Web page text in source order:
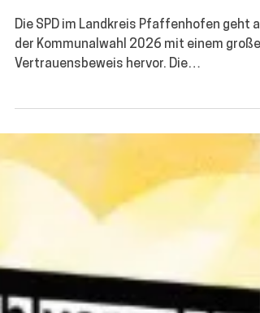
WebSozi
12. März
2 Min. Lesezeit
der Kommunalwahl 2026 mit einem
Vertrauensbeweis hervor. Die
Sozialdemokraten haben in absoluten
Zahlen deutlich zugelegt: über 17.000
dem Stimmenkonto der Genossen. Den
rechnerischen Sitzverlust führt die SPD
allem auf die stärker fragmentierte